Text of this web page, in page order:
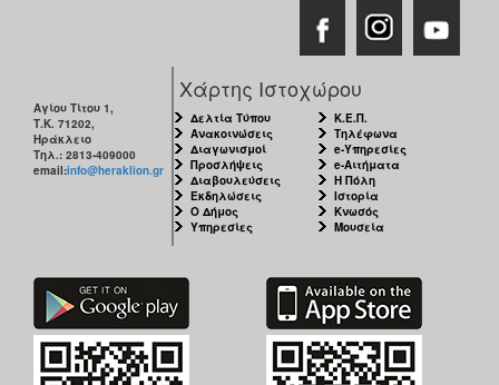
Αγίου Τίτου 1,
Τ.Κ. 71202,
Ηράκλειο
Τηλ.: 2813-409000
email:info@heraklion.gr
Χάρτης Ιστοχώρου
Δελτία Τύπου
Ανακοινώσεις
Διαγωνισμοί
Προσλήψεις
Διαβουλεύσεις
Εκδηλώσεις
Ο Δήμος
Υπηρεσίες
Κ.Ε.Π.
Τηλέφωνα
e-Υπηρεσίες
e-Αιτήματα
Η Πόλη
Ιστορία
Κνωσός
Μουσεία